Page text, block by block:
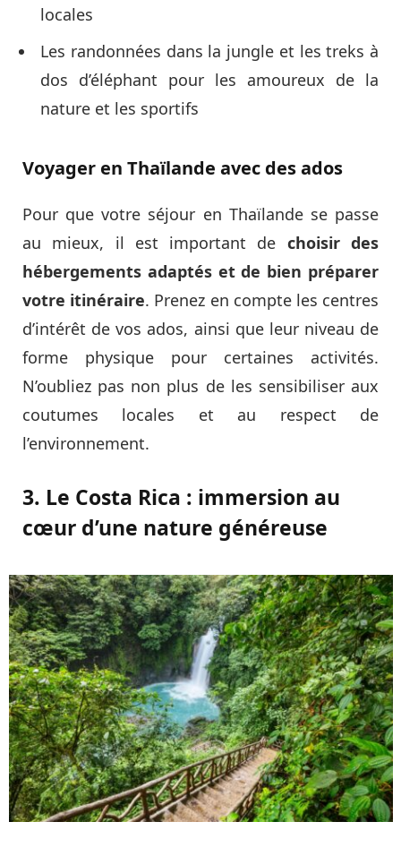
locales
Les randonnées dans la jungle et les treks à
dos d’éléphant pour les amoureux de la
nature et les sportifs
Voyager en Thaïlande avec des ados
Pour que votre séjour en Thaïlande se passe
au mieux, il est important de choisir des
hébergements adaptés et de bien préparer
votre itinéraire. Prenez en compte les centres
d’intérêt de vos ados, ainsi que leur niveau de
forme physique pour certaines activités.
N’oubliez pas non plus de les sensibiliser aux
coutumes locales et au respect de
l’environnement.
3. Le Costa Rica : immersion au
cœur d’une nature généreuse